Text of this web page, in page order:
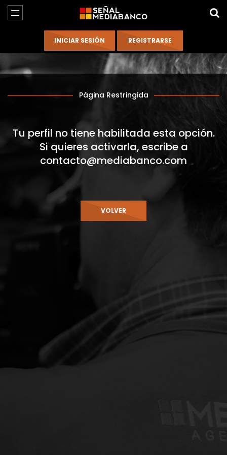
Página Restringida
Tu perfil no tiene habilitada esta opción.
Si quieres activarla, escribe a
contacto@mediabanco.com